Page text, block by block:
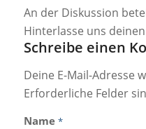
An der Diskussion
Hinterlasse uns
Schreibe einen
Deine E-Mail-Adresse
Erforderliche Felder
Name *